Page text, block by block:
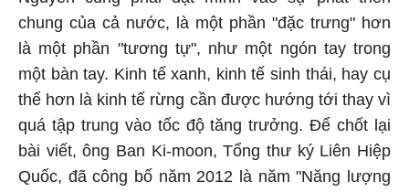
chung của cả nước, là một phần "đặc trưng" hơn
là một phần "tương tự", như một ngón tay trong
một bàn tay. Kinh tế xanh, kinh tế sinh thái, hay cụ
thể hơn là kinh tế rừng cần được hướng tới thay vì
quá tập trung vào tốc độ tăng trưởng. Để chốt lại
bài viết, ông Ban Ki-moon, Tổng thư ký Liên Hiệp
Quốc, đã công bố năm 2012 là năm "Năng lượng